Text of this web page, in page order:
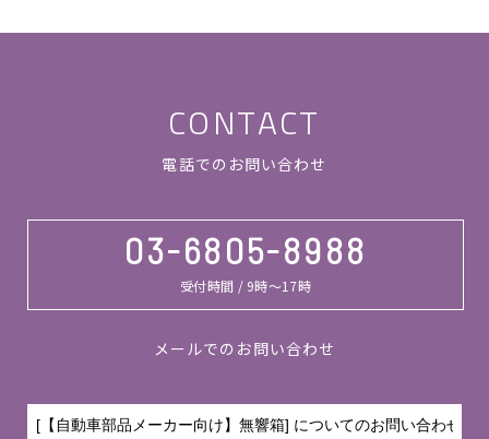
CONTACT
電話でのお問い合わせ
03-6805-8988
受付時間 / 9時～17時
メールでのお問い合わせ